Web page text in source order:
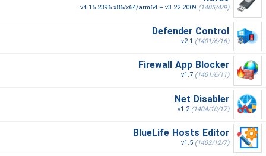
v4.15.2396 x86/x64/arm64 + v3.22.2009 (1405/4/9)
Defender Control
v2.1 (1401/6/16)
Firewall App Blocker
v1.7 (1401/6/11)
Net Disabler
v1.2(1404/10/17)
BlueLife Hosts Editor
v1.5 (1403/12/7)